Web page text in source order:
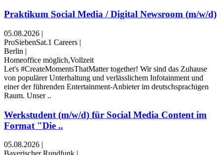
Praktikum Social Media / Digital Newsroom (m/w/d)
05.08.2026 |
ProSiebenSat.1 Careers |
Berlin |
Homeoffice möglich,Vollzeit
Let's #CreateMomentsThatMatter together! Wir sind das Zuhause
von populärer Unterhaltung und verlässlichem Infotainment und
einer der führenden Entertainment-Anbieter im deutschsprachigen
Raum. Unser ..
Werkstudent (m/w/d) für Social Media Content im
Format "Die ..
05.08.2026 |